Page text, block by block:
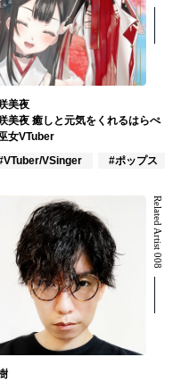
プ #インディーズ
美夜
美夜 癒しと元気をくれるはらぺ
女VTuber
VSinger
#ポップス
Related Artist 008